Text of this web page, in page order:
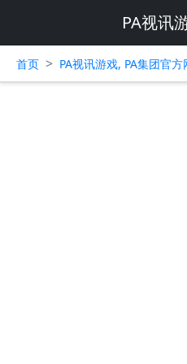
PA视讯
首页 > PA视讯游戏, PA集团官